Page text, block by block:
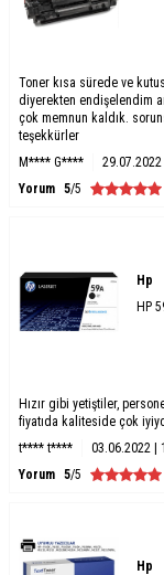
Toner kısa sürede ve
diyerekten endişelendim
çok memnun kaldık.
teşekkürler
M**** G****
Yorum 5/5
Hp
HP
Hızır gibi yetiştiler,
fiyatıda kaliteside çok
t**** t****
03.06.2022 |
Yorum 5/5
Hp